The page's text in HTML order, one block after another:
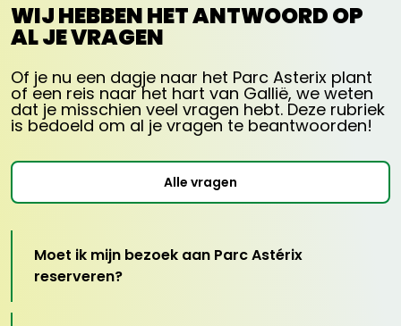
Dit aanbod kan worden gereserveerd tot 27
december 2026.
“Griezelen in het Park 2026 - Peur sur le Parc
2026” (19.00-1.00 uur) waarvoor een specifiek
ticket moet worden gekocht.
Aanbieding onder voorbehoud van
beschikbaarheid, niet cumuleerbaar met
niet inwisselbaar.
Gratis toegang voor kinderen jonger dan 3
met een minimale en/of maximale lengte.
Tarief parkeerplek: € 20 ter plaatse te
betalen.
WIJ HEBBEN HET ANTWOORD OP
AL JE VRAGEN
Of je nu een dagje naar het Parc Asterix plant
of een reis naar het hart van Gallië, we weten
dat je misschien veel vragen hebt. Deze rubriek
is bedoeld om al je vragen te beantwoorden!
Alle vragen
Moet ik mijn bezoek aan Parc Astérix
reserveren?